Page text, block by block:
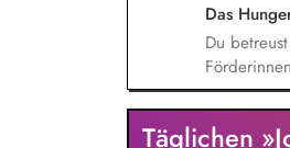
Das
Du
neue
setzt
arbeitest
Täglichen